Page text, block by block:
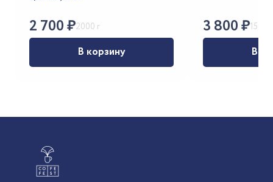
2 700₽2000 г
В корзину
3 800₽1500 г
В